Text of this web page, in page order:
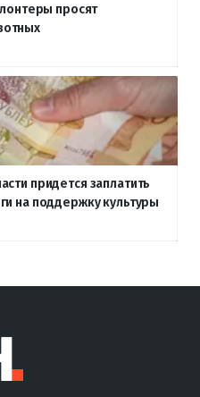
просят
придется заплатить
на поддержку культуры